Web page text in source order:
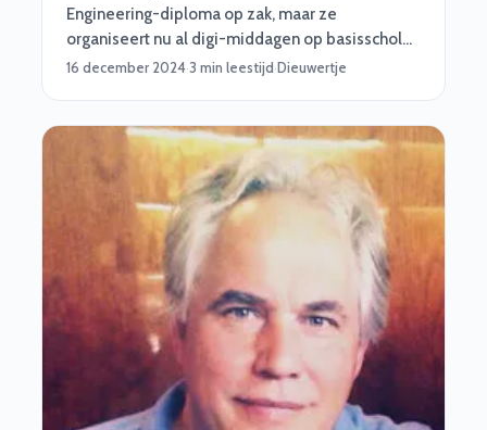
Engineering-diploma op zak, maar ze
organiseert nu al digi-middagen op basisscholen
over ict én alles wat daarmee te maken heeft. In
waarom jij als bedrijf haar bij ons in de gaten
moet houden. Let's go!
16 december 2024·3 min leestijd·Dieuwertje